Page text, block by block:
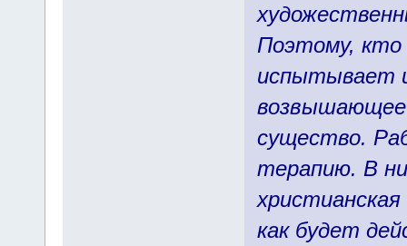
Поэтому, кто
испытывает
возвышающее
существо.
терапию. В
как будет